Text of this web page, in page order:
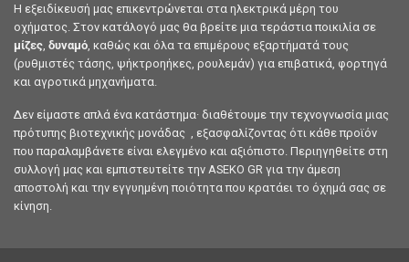
Η εξειδίκευσή μας επικεντρώνεται στα ηλεκτρικά μέρη του
οχήματος. Στον κατάλογό μας θα βρείτε μια τεράστια ποικιλία σε
μίζες δυναμό , καθώς και όλα τα επιμέρους εξαρτήματά τους
(ρυθμιστές τάσης, ψήκτροηήκες, ρουλεμάν) για επιβατικά, φορτηγά
και αγροτικά μηχανήματα.
Δεν είμαστε απλά ένα κατάστημα· διαθέτουμε την τεχνογνωσία μιας
πρότυπης βιοτεχνικής μονάδας , εξασφαλίζοντας ότι κάθε προϊόν
που παραλαμβάνετε είναι ελεγμένο και αξιόπιστο. Περιηγηθείτε στη
συλλογή μας και εμπιστευτείτε την ASEKO GR για την άμεση
αποστολή και την εγγυημένη ποιότητα που κρατάει το όχημά σας σε
κίνηση.